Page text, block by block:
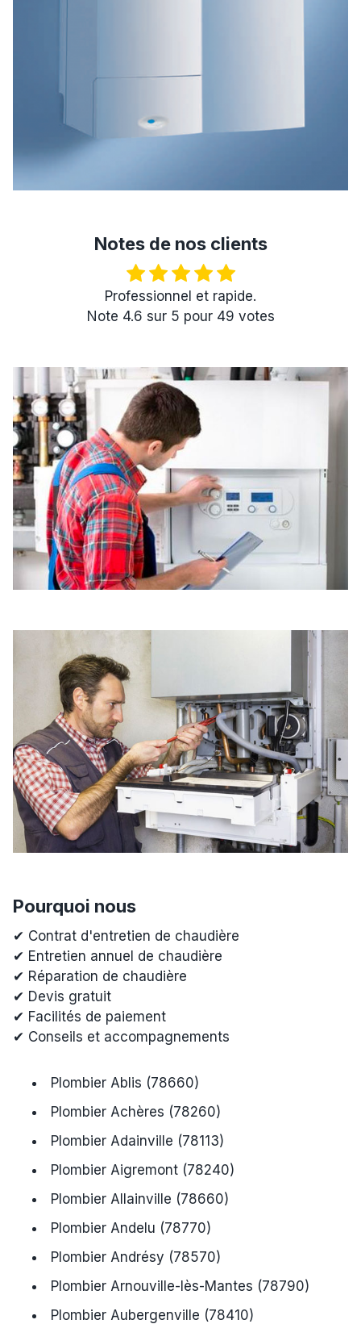
Notes de nos clients
Professionnel et rapide.
Note 4.6 sur 5 pour 49 votes
Pourquoi nous
✔ Contrat d'entretien de chaudière
✔ Entretien annuel de chaudière
✔ Réparation de chaudière
✔ Devis gratuit
✔ Facilités de paiement
✔ Conseils et accompagnements
Plombier Ablis (78660)
Plombier Achères (78260)
Plombier Adainville (78113)
Plombier Aigremont (78240)
Plombier Allainville (78660)
Plombier Andelu (78770)
Plombier Andrésy (78570)
Plombier Arnouville-lès-Mantes (78790)
Plombier Aubergenville (78410)